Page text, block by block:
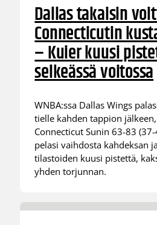
Dallas takaisin
Connecticutin
– Kuier kuusi
selkeässä voitossa
WNBA:ssa Dallas Wings
tielle kahden tappion
Connecticut Sunin 63-83
pelasi vaihdosta kahdeksan
tilastoiden kuusi pistettä,
yhden torjunnan.